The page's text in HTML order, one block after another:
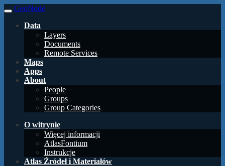
GeoNode
Data
Layers
Documents
Remote Services
Maps
Apps
About
People
Groups
Group Categories
O witrynie
Więcej informacji
AtlasFontium
Instrukcje
Atlas Źródeł i Materiałów